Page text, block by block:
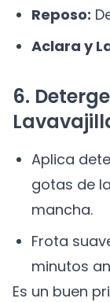
Reposo:
Aclara y
6.
Aplica
gotas de
mancha.
Frota
minutos
Es un buen